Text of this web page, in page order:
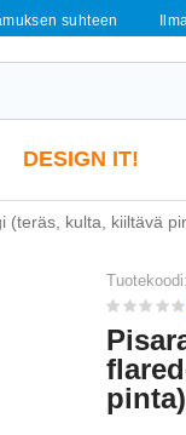
suhteen
DESIGN IT!
(teräs, kulta, kiiltävä